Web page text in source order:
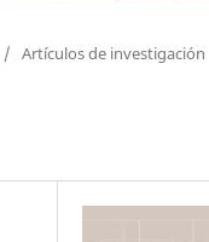
/ Artículos de investigación